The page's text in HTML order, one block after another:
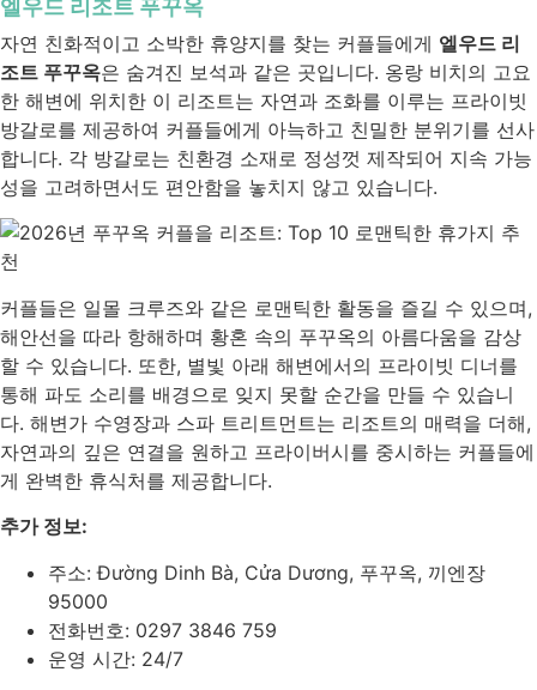
엘우드 리조트 푸꾸옥
자연 친화적이고 소박한 휴양지를 찾는 커플들에게 엘우드 리
조트 푸꾸옥은 숨겨진 보석과 같은 곳입니다. 옹랑 비치의 고요
한 해변에 위치한 이 리조트는 자연과 조화를 이루는 프라이빗
방갈로를 제공하여 커플들에게 아늑하고 친밀한 분위기를 선사
합니다. 각 방갈로는 친환경 소재로 정성껏 제작되어 지속 가능
성을 고려하면서도 편안함을 놓치지 않고 있습니다.
커플들은 일몰 크루즈와 같은 로맨틱한 활동을 즐길 수 있으며,
해안선을 따라 항해하며 황혼 속의 푸꾸옥의 아름다움을 감상
할 수 있습니다. 또한, 별빛 아래 해변에서의 프라이빗 디너를
통해 파도 소리를 배경으로 잊지 못할 순간을 만들 수 있습니
다. 해변가 수영장과 스파 트리트먼트는 리조트의 매력을 더해,
자연과의 깊은 연결을 원하고 프라이버시를 중시하는 커플들에
게 완벽한 휴식처를 제공합니다.
추가 정보:
주소: Đường Dinh Bà, Cửa Dương, 푸꾸옥, 끼엔장
95000
전화번호: 0297 3846 759
운영 시간: 24/7